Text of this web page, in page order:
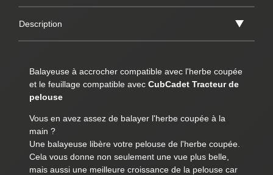
Description
Balayeuse à accrocher compatible avec l'herbe coupée
et le feuillage compatible avec CubCadet Tracteur de
pelouse
Vous en avez assez de balayer l'herbe coupée à la
main ?
Une balayeuse libère votre pelouse de l'herbe coupée.
Cela vous donne non seulement une vue plus belle,
mais aussi une meilleure croissance de la pelouse car